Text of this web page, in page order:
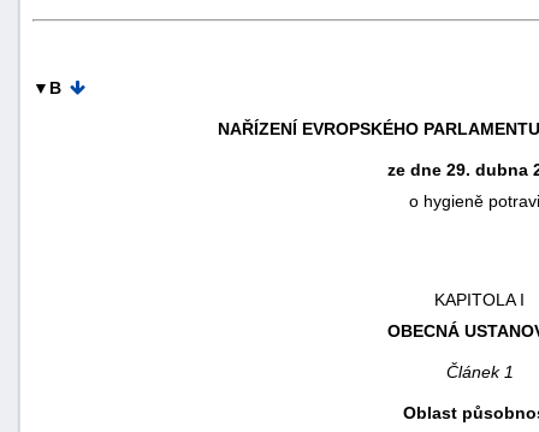
▼B
NAŘÍZENÍ EVROPSKÉHO
ze dne 29. dubna
o hygieně
KAPITOLA I
OBECNÁ
Článek 1
Oblast